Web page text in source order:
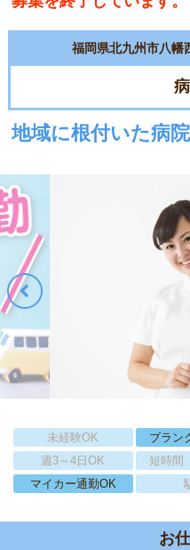
福岡県北九州市八幡
地域に根付いた病
未経験OK ブラン
週3～4日OK
短時間
マイカー通勤OK
お